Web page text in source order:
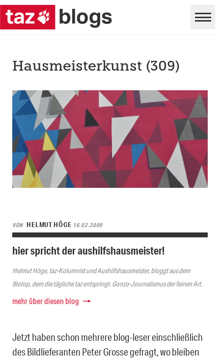
Hausmeisterkunst (309)
VON HELMUT HÖGE 16.02.2009
hier spricht der aushilfshausmeister!
Helmut Höge, taz-Kolumnist und Aushilfshausmeister, bloggt aus dem
Biotop, dem die tägliche taz entspringt. Gonzo-Journalismus der feinen Art.
mehr über diesen blog
Jetzt haben schon mehrere blog-leser einschließlich
des Bildlieferanten Peter Grosse gefragt, wo bleiben